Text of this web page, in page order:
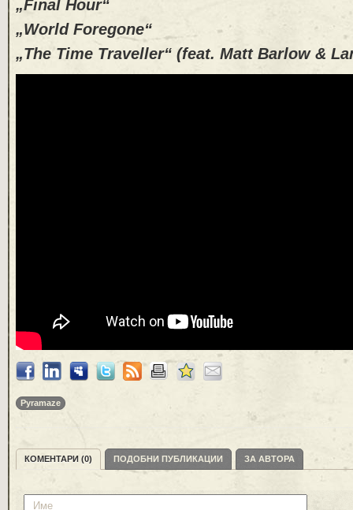
„Final Hour“
„World Foregone“
„The Time Traveller“ (feat. Matt Barlow &
Pyramaze
КОМЕНТАРИ (0) ПОДОБНИ ПУБЛИКАЦИИ ЗА АВТОРА